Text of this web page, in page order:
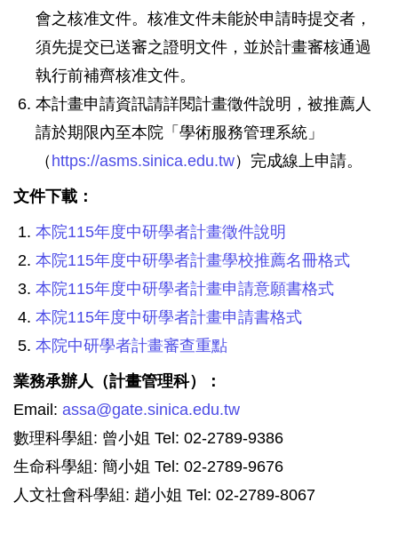
會之核准文件。核准文件未能於申請時提交者，
須先提交已送審之證明文件，並於計畫審核通過
執行前補齊核准文件。
本計畫申請資訊請詳閱計畫徵件說明，被推薦人
請於期限內至本院「學術服務管理系統」
（ https://asms.sinica.edu.tw）完成線上申請。
文件下載：
本院115年度中研學者計畫徵件說明
本院115年度中研學者計畫學校推薦名冊格式
本院115年度中研學者計畫申請意願書格式
本院115年度中研學者計畫申請書格式
本院中研學者計畫審查重點
業務承辦人（計畫管理科）：
Email: assa@gate.sinica.edu.tw
數理科學組: 曾小姐 Tel: 02-2789-9386
生命科學組: 簡小姐 Tel: 02-2789-9676
人文社會科學組: 趙小姐 Tel: 02-2789-8067